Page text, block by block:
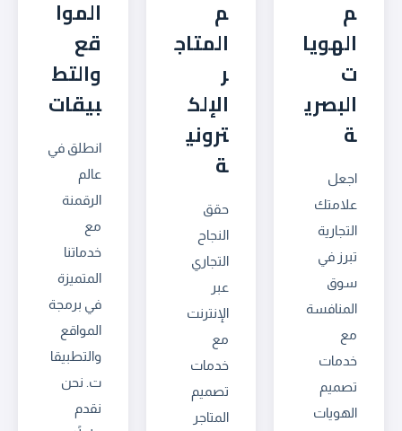
م
الهويا
ت
البصري
ة
اجعل
علامتك
التجارية
تبرز في
سوق
المنافسة
مع
خدمات
تصميم
الهويات
م
المتاج
ر
الإلك
تروني
ة
حقق
النجاح
التجاري
عبر
الإنترنت
مع
خدمات
تصميم
المتاجر
الموا
قع
والتط
بيقات
انطلق في
عالم
الرقمنة
مع
خدماتنا
المتميزة
في برمجة
المواقع
والتطبيقا
ت. نحن
نقدم